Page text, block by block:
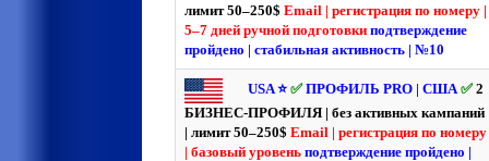
лимит 50–250$ Email | регистрация по номеру |
5–7 дней ручной подготовки подтверждение
пройдено | стабильная активность | №10
USA ⭐️ ✅ ПРОФИЛЬ PRO | США✅ 2
БИЗНЕС-ПРОФИЛЯ | без активных кампаний
| лимит 50–250$ Email | регистрация по номеру
| базовый уровень подтверждение пройдено |